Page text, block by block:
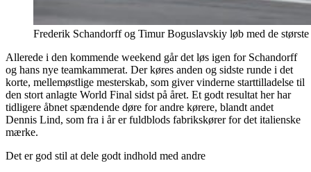
Frederik Schandorff og Timur Boguslavskiy løb med de
Allerede i den kommende weekend går det løs igen for Schandorff
og hans nye teamkammerat. Der køres anden og sidste runde i det
korte, mellemøstlige mesterskab, som giver vinderne starttilladelse til
den stort anlagte World Final sidst på året. Et godt resultat her har
tidligere åbnet spændende døre for andre kørere, blandt andet
Dennis Lind, som fra i år er fuldblods fabrikskører for det italienske
mærke.
Det er god stil at dele godt indhold med andre